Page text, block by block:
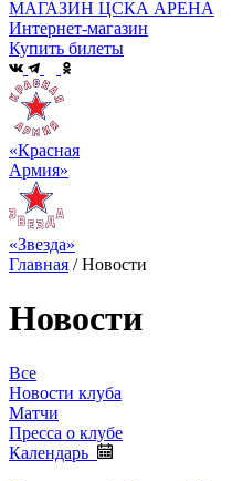
МАГАЗИН ЦСКА АРЕНА
Интернет-магазин
Купить билеты
«Красная
Армия»
«Звезда»
Главная /Новости
Новости
Все
Новости клуба
Матчи
Пресса о клубе
Календарь